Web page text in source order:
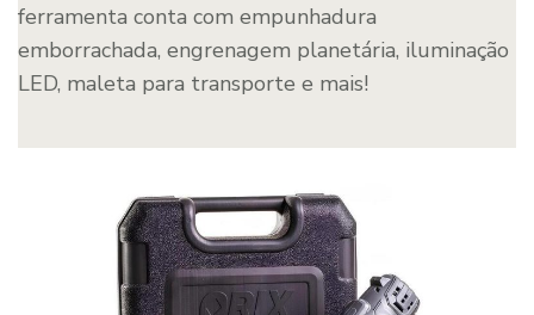
ferramenta conta com empunhadura
emborrachada, engrenagem planetária, iluminação
LED, maleta para transporte e mais!